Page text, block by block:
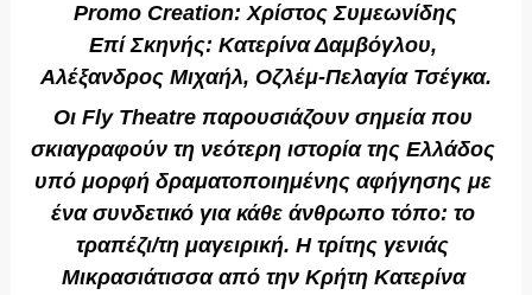
Promo Creation: Χρίστος Συμεωνίδης
Επί Σκηνής: Κατερίνα Δαμβόγλου,
Αλέξανδρος Μιχαήλ, Οζλέμ-Πελαγία Τσέγκα.
Οι Fly Theatre παρουσιάζουν σημεία που
σκιαγραφούν τη νεότερη ιστορία της Ελλάδος
υπό μορφή δραματοποιημένης αφήγησης με
ένα συνδετικό για κάθε άνθρωπο τόπο: το
τραπέζι/τη μαγειρική. Η τρίτης γενιάς
Μικρασιάτισσα από την Κρήτη Κατερίνα